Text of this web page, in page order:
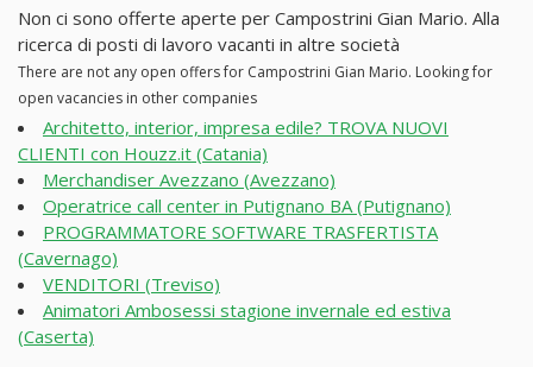
Non ci sono offerte aperte per Campostrini Gian Mario. Alla
ricerca di posti di lavoro vacanti in altre società
There are not any open offers for Campostrini Gian Mario. Looking for
open vacancies in other companies
Architetto, interior, impresa edile? TROVA NUOVI
CLIENTI con Houzz.it (Catania)
Merchandiser Avezzano (Avezzano)
Operatrice call center in Putignano BA (Putignano)
PROGRAMMATORE SOFTWARE TRASFERTISTA
(Cavernago)
VENDITORI (Treviso)
Animatori Ambosessi stagione invernale ed estiva
(Caserta)